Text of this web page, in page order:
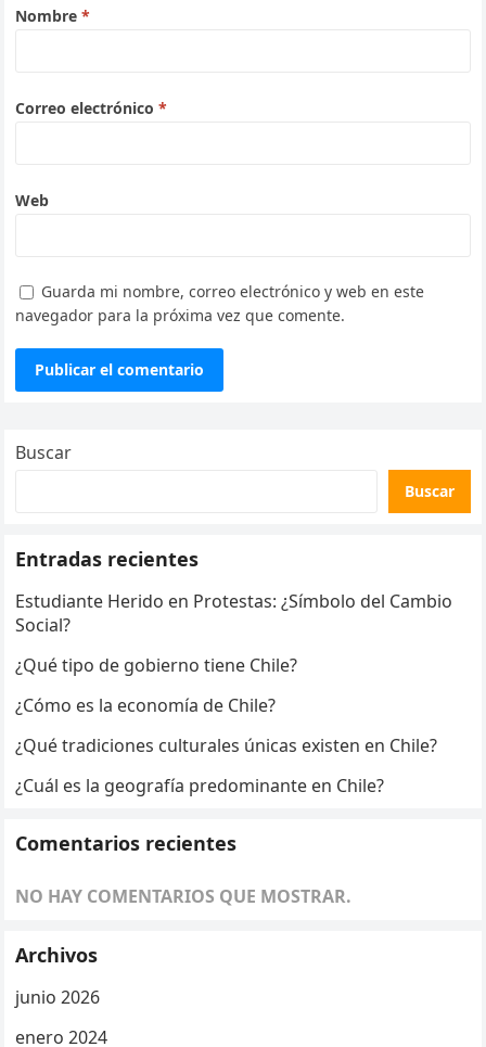
Nombre*
Correo electrónico*
Web
Guarda mi nombre, correo electrónico y web en este
navegador para la próxima vez que comente.
Buscar
Buscar
Entradas recientes
Estudiante Herido en Protestas: ¿Símbolo del Cambio
Social?
¿Qué tipo de gobierno tiene Chile?
¿Cómo es la economía de Chile?
¿Qué tradiciones culturales únicas existen en Chile?
¿Cuál es la geografía predominante en Chile?
Comentarios recientes
NO HAY COMENTARIOS QUE MOSTRAR.
Archivos
junio 2026
enero 2024